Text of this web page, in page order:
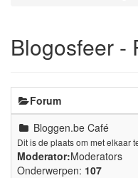
Blogosfeer -
Forum
Bloggen.be Café
Dit is de plaats om met elkaar
Moderator:Moderators
Onderwerpen: 107